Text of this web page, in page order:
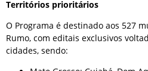
Territórios prioritários
O Programa é destinado aos 527
Rumo, com editais exclusivos
cidades, sendo: